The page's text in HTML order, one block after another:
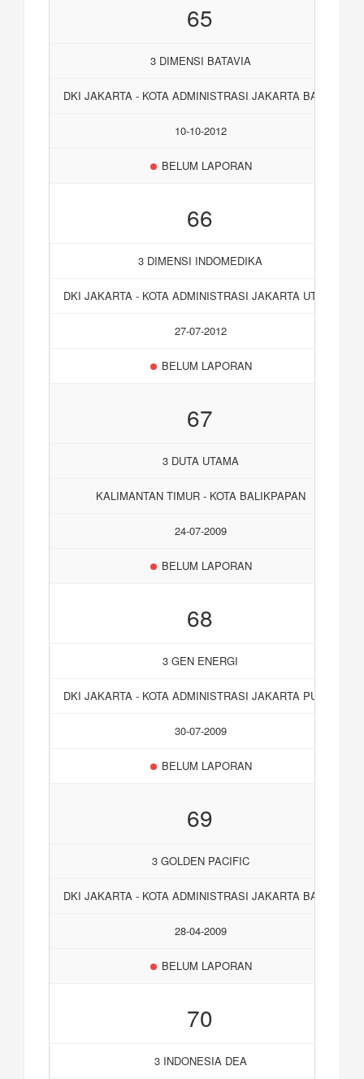
65
3 DIMENSI BATAVIA
DKI JAKARTA - KOTA ADMINISTRASI JAKARTA BARAT
10-10-2012
BELUM LAPORAN
66
3 DIMENSI INDOMEDIKA
DKI JAKARTA - KOTA ADMINISTRASI JAKARTA UTARA
27-07-2012
BELUM LAPORAN
67
3 DUTA UTAMA
KALIMANTAN TIMUR - KOTA BALIKPAPAN
24-07-2009
BELUM LAPORAN
68
3 GEN ENERGI
DKI JAKARTA - KOTA ADMINISTRASI JAKARTA PUSAT
30-07-2009
BELUM LAPORAN
69
3 GOLDEN PACIFIC
DKI JAKARTA - KOTA ADMINISTRASI JAKARTA BARAT
28-04-2009
BELUM LAPORAN
70
3 INDONESIA DEA